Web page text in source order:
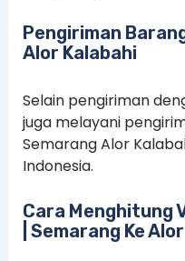
Pengiriman
Alor Kalabahi
Selain pengiriman
juga melayani
Semarang Alor
Indonesia.
Cara Menghitung
| Semarang Ke